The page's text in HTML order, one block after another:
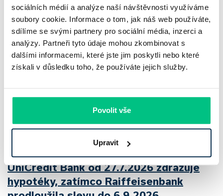
sociálních médií a analýze naší návštěvnosti využíváme
soubory cookie. Informace o tom, jak náš web používáte,
sdílíme se svými partnery pro sociální média, inzerci a
analýzy. Partneři tyto údaje mohou zkombinovat s
dalšími informacemi, které jste jim poskytli nebo které
získali v důsledku toho, že používáte jejich služby.
Povolit vše
Upravit
a prodejní tempo…
Pavel Pohanka aktualizováno: 04.08.2026
UniCredit Bank od 27.7.2026 zdražuje
hypotéky, zatímco Raiffeisenbank